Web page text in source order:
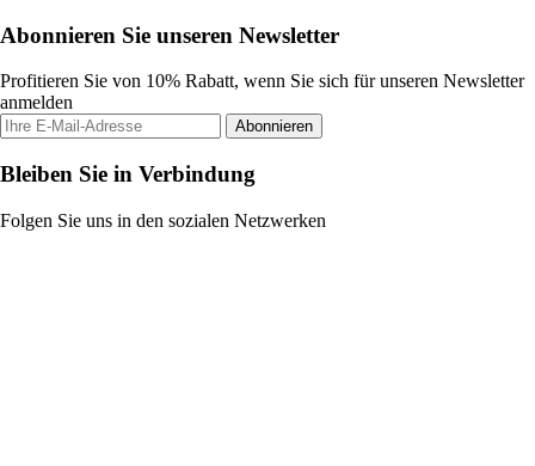
Abonnieren Sie unseren Newsletter
Profitieren Sie von 10% Rabatt, wenn Sie sich für unseren Newsletter
anmelden
Abonnieren
Bleiben Sie in Verbindung
Folgen Sie uns in den sozialen Netzwerken